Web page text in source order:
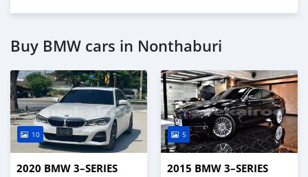
Buy BMW cars in Nonthaburi
10
2020 BMW 3–SERIES
5
2015 BMW 3–SERIES